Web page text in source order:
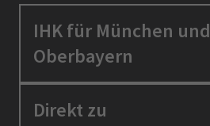
IHK für München und
Oberbayern
Standortpolitik
Direkt zu